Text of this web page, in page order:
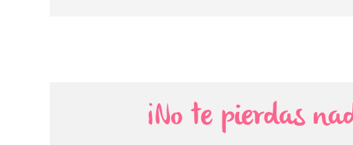
¡No te pierdas